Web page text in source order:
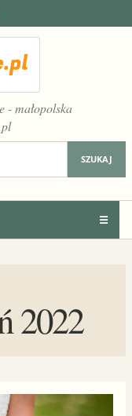
- małopolska
SZUKAJ
☰
2022